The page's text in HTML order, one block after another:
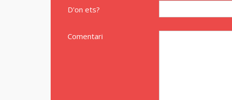
D'on ets?
Comentari